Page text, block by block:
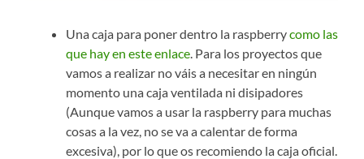
Una caja para poner dentro la raspberrycomo las
que hay en este enlace . Para los proyectos que
vamos a realizar no váis a necesitar en ningún
momento una caja ventilada ni disipadores
(Aunque vamos a usar la raspberry para muchas
cosas a la vez, no se va a calentar de forma
excesiva), por lo que os recomiendo la caja oficial.